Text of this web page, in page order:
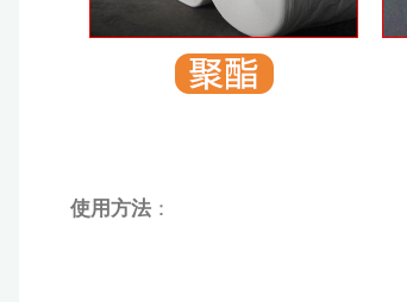
使用方法：